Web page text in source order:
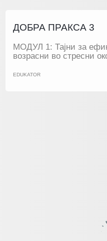
ДОБРА ПРАКСА 3
МОДУЛ 1: Тајни за
возрасни во стресни
EDUKATOR